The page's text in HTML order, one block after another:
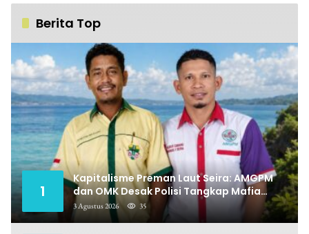
Berita Top
1
Kapitalisme Preman Laut Seira: AMGPM
dan OMK Desak Polisi Tangkap Mafia
Pungli
3 Agustus 2026 35